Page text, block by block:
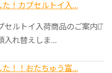
！カプセルトイ入...
セルトイ入荷商品のご案内⋆͛
入れ替えしま...
！！おたちゅう富...